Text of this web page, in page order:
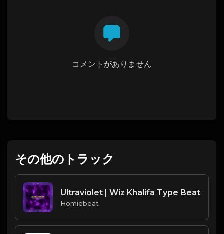
コメントがありません
その他のトラック
Ultraviolet | Wiz Khalifa Type Beat
Homiebeat